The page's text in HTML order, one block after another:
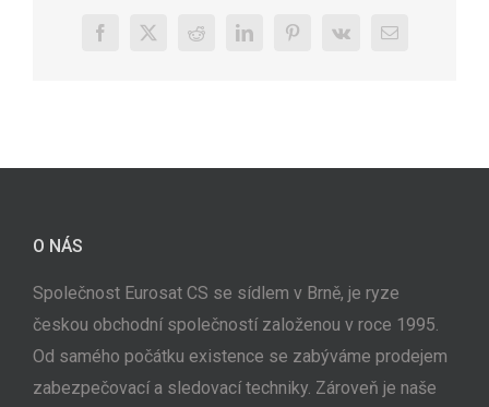
Facebook
X RedditLinkedInPinterest
Vk
E-
O NÁS
Společnost Eurosat CS se sídlem v Brně, je ryze
českou obchodní společností založenou v roce 1995.
Od samého počátku existence se zabýváme prodejem
zabezpečovací a sledovací techniky. Zároveň je naše